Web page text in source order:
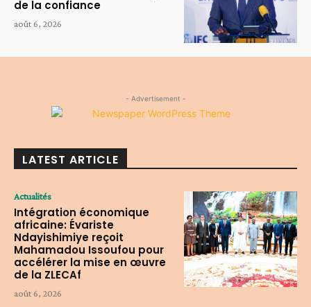
de la confiance
août 6, 2026
- Advertisement -
LATEST ARTICLE
Actualités
Intégration économique
africaine: Évariste
Ndayishimiye reçoit
Mahamadou Issoufou pour
accélérer la mise en œuvre
de la ZLECAf
août 6, 2026